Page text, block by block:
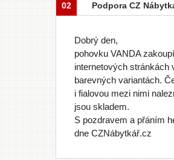
02 Podpora CZ
Dobrý den,
pohovku VANDA
internetových stránkách
barevných variantách.
i fialovou mezi nimi
jsou skladem.
S pozdravem a přáním
dne CZNábytkář.cz